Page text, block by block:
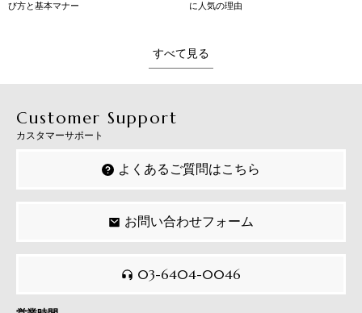
び方と基本マナー
に人気の理由
すべて見る
Customer Support
カスタマーサポート
よくあるご質問はこちら
お問い合わせフォーム
03-6404-0046